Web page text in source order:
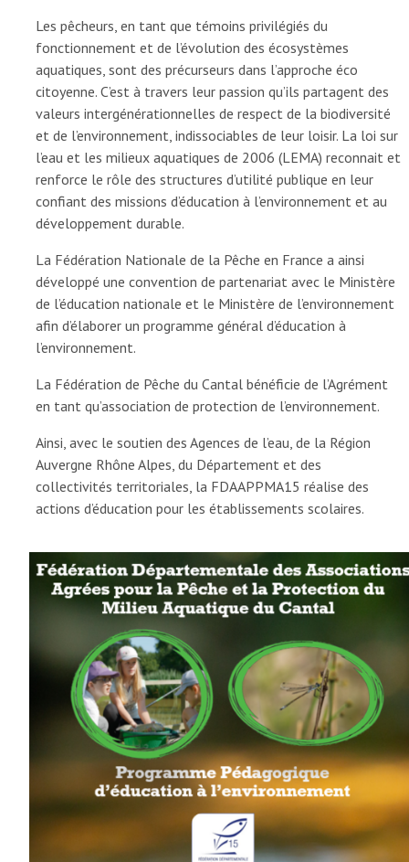
Les pêcheurs, en tant que témoins privilégiés du
fonctionnement et de l’évolution des écosystèmes
aquatiques, sont des précurseurs dans l’approche éco
citoyenne. C’est à travers leur passion qu’ils partagent des
valeurs intergénérationnelles de respect de la biodiversité
et de l’environnement, indissociables de leur loisir. La loi sur
l’eau et les milieux aquatiques de 2006 (LEMA) reconnait et
renforce le rôle des structures d’utilité publique en leur
confiant des missions d’éducation à l’environnement et au
développement durable.
La Fédération Nationale de la Pêche en France a ainsi
développé une convention de partenariat avec le Ministère
de l’éducation nationale et le Ministère de l’environnement
afin d’élaborer un programme général d’éducation à
l’environnement.
La Fédération de Pêche du Cantal bénéficie de l’Agrément
en tant qu’association de protection de l’environnement.
Ainsi, avec le soutien des Agences de l’eau, de la Région
Auvergne Rhône Alpes, du Département et des
collectivités territoriales, la FDAAPPMA15 réalise des
actions d’éducation pour les établissements scolaires.